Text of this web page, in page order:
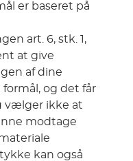
er baseret på
art. 6, stk. 1,
at give
af dine
og det får
vælger ikke at
modtage
kan også